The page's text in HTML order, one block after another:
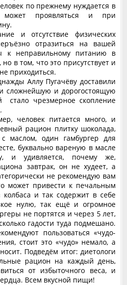
по прежнему нуждается в
проявляться и при
и отсутствие физических
отразиться на вашей
к неправильному питанию в
в том, что это присутствует и
приходиться.
Аллу Пугачёву доставили
сложнейшую и дорогостоящую
чрезмерное скопление
человек питается много, и
рацион плитку шоколада,
маслом, один гамбургер для
буквально вареную в масле
и удивляется, почему же,
завтрак, он не худеет, а
не рекомендую вам
может привести к печальным
и так содержит в себе
нулю, так ещё и огромное
не портятся и через 5 лет,
гадости туда подмешано.
пользоваться «чудо-
стоит это «чудо» немало, а
Подведём итог: диетологи
рацион на каждый день,
от избыточного веса, и
Всем вкусной пищи!